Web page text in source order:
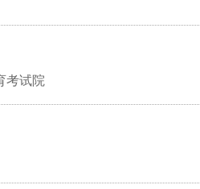
考试院